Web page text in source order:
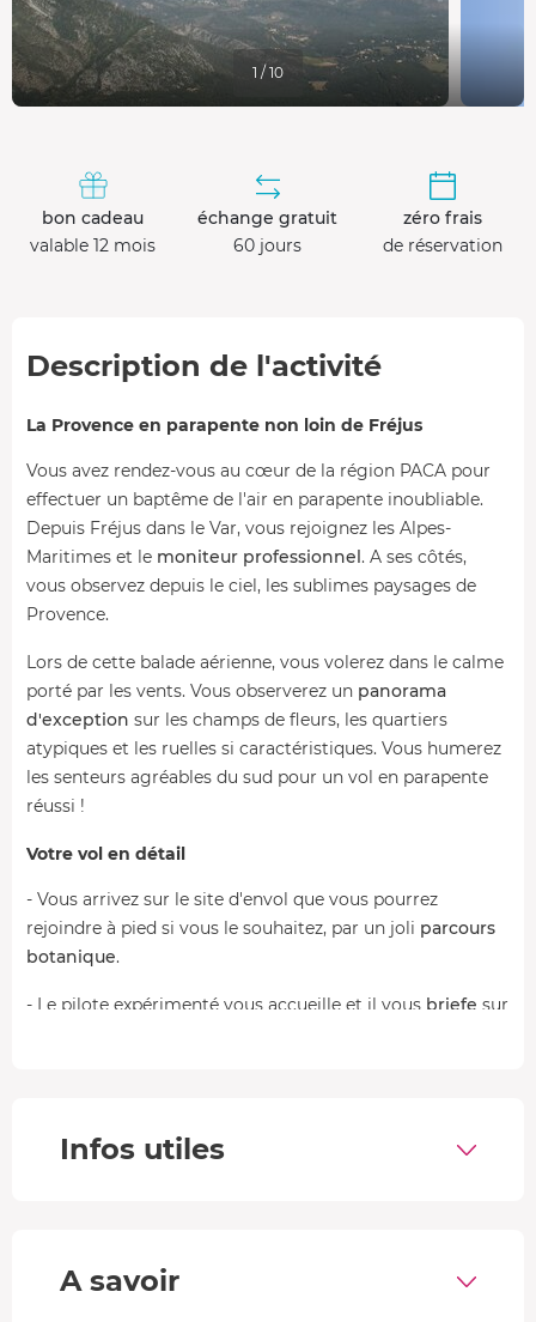
1 / 10
bon cadeau
valable 12 mois
échange gratuit
60 jours
zéro frais
de réservation
Description de l'activité
La Provence en parapente non loin de Fréjus
Vous avez rendez-vous au cœur de la région PACA pour
effectuer un baptême de l'air en parapente inoubliable.
Depuis Fréjus dans le Var, vous rejoignez les Alpes-
Maritimes et le moniteur professionnel. A ses côtés,
vous observez depuis le ciel, les sublimes paysages de
Provence.
Lors de cette balade aérienne, vous volerez dans le calme
porté par les vents. Vous observerez un panorama
d'exception sur les champs de fleurs, les quartiers
atypiques et les ruelles si caractéristiques. Vous humerez
les senteurs agréables du sud pour un vol en parapente
réussi !
Votre vol en détail
- Vous arrivez sur le site d'envol que vous pourrez
rejoindre à pied si vous le souhaitez, par un joli parcours
botanique.
- Le pilote expérimenté vous accueille et il vous briefe sur
- Depuis une pente douce, vous parcourez quelques
la route de Napoléon.
Infos utiles
A savoir